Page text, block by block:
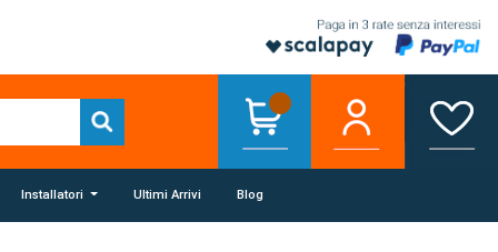
Installatori Ultimi Arrivi Blog